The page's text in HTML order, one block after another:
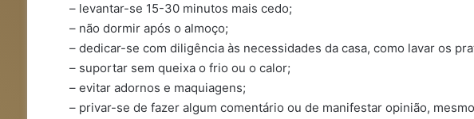
– levantar-se 15-30 minutos mais cedo;
– não dormir após o almoço;
– dedicar-se com diligência às necessidades da casa, como lavar os
– suportar sem queixa o frio ou o calor;
– evitar adornos e maquiagens;
– privar-se de fazer algum comentário ou de manifestar opinião,